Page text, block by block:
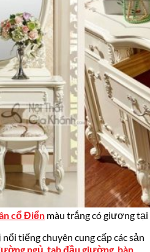
cổ Điển màu trắng có giương
tiếng chuyên cung cấp các sản
ngủ,tab đầu giường, bàn